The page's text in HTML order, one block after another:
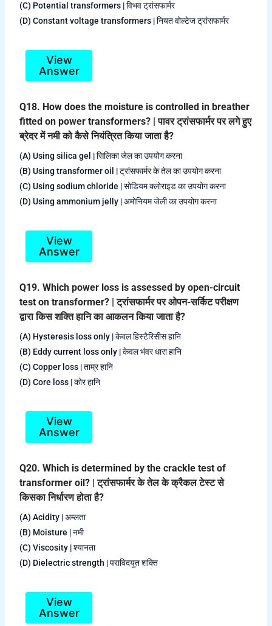
(C) Potential transformers | विभव ट्रांसफार्मर
(D) Constant voltage transformers | नियत वोल्टेज ट्रांसफार्मर
View
Answer
Q18. How does the moisture is controlled in breather
fitted on power transformers? | पावर ट्रांसफार्मर पर लगे हुए
ब्रेदर में नमी को कैसे नियंत्रित किया जाता है?
(A) Using silica gel | सिलिका जेल का उपयोग करना
(B) Using transformer oil | ट्रांसफार्मर के तेल का उपयोग करना
(C) Using sodium chloride | सोडियम क्लोराइड का उपयोग करना
(D) Using ammonium jelly | अमोनियम जेली का उपयोग करना
View
Answer
Q19. Which power loss is assessed by open-circuit
test on transformer? | ट्रांसफार्मर पर ओपन-सर्किट परीक्षण
द्वारा किस शक्ति हानि का आकलन किया जाता है?
(A) Hysteresis loss only | केवल हिस्टैरिसीस हानि
(B) Eddy current loss only | केवल भंवर धारा हानि
(C) Copper loss | ताम्र हानि
(D) Core loss | कोर हानि
View
Answer
Q20. Which is determined by the crackle test of
transformer oil? | ट्रांसफार्मर के तेल के क्रैकल टेस्ट से
किसका निर्धारण होता है?
(A) Acidity | अम्लता
(B) Moisture | नमी
(C) Viscosity | श्यानता
(D) Dielectric strength | पराविदयुत शक्ति
View
Answer